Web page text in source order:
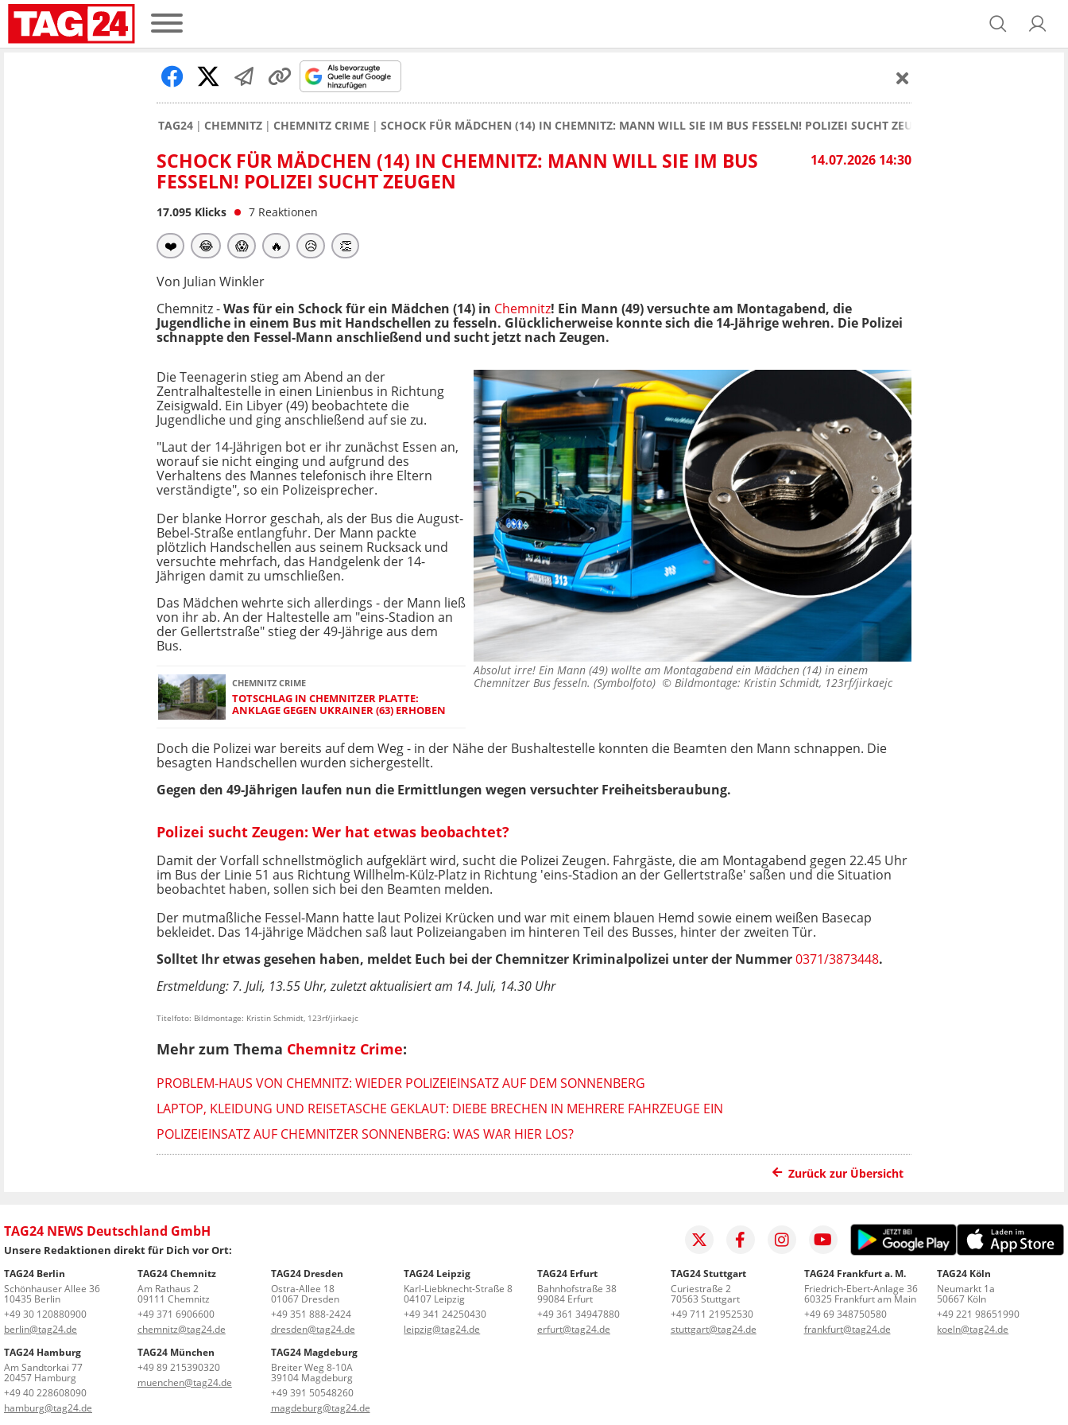
TAG24 CHEMNITZ CHEMNITZ CRIME SCHOCK FÜR MÄDCHEN (14) IN CHEMNITZ: MANN WILL SIE IM BUS FESSELN! POLIZEI SUCHT ZEUGEN
14.07.2026 14:30
SCHOCK FÜR MÄDCHEN (14) IN CHEMNITZ: MANN WILL SIE IM BUS
FESSELN! POLIZEI SUCHT ZEUGEN
17.095 Klicks 7 Reaktionen
❤️ 😂 😱 🔥 😥 👏
Von Julian Winkler
Chemnitz -Was für ein Schock für ein Mädchen (14) in Chemnitz! Ein Mann (49) versuchte am Montagabend, die
Jugendliche in einem Bus mit Handschellen zu fesseln. Glücklicherweise konnte sich die 14-Jährige wehren. Die Polizei
schnappte den Fessel-Mann anschließend und sucht jetzt nach Zeugen.
Absolut irre! Ein Mann (49) wollte am Montagabend ein Mädchen (14) in einem
Chemnitzer Bus fesseln. (Symbolfoto) © Bildmontage: Kristin Schmidt, 123rf/jirkaejc
Die Teenagerin stieg am Abend an der
Zentralhaltestelle in einen Linienbus in Richtung
Zeisigwald. Ein Libyer (49) beobachtete die
Jugendliche und ging anschließend auf sie zu.
"Laut der 14-Jährigen bot er ihr zunächst Essen an,
worauf sie nicht einging und aufgrund des
Verhaltens des Mannes telefonisch ihre Eltern
verständigte", so ein Polizeisprecher.
Der blanke Horror geschah, als der Bus die August-
Bebel-Straße entlangfuhr. Der Mann packte
plötzlich Handschellen aus seinem Rucksack und
versuchte mehrfach, das Handgelenk der 14-
Jährigen damit zu umschließen.
Das Mädchen wehrte sich allerdings - der Mann ließ
von ihr ab. An der Haltestelle am "eins-Stadion an
der Gellertstraße" stieg der 49-Jährige aus dem
Bus.
CHEMNITZ CRIME
TOTSCHLAG IN CHEMNITZER PLATTE:
ANKLAGE GEGEN UKRAINER (63) ERHOBEN
Doch die Polizei war bereits auf dem Weg - in der Nähe der Bushaltestelle konnten die Beamten den Mann schnappen. Die
besagten Handschellen wurden sichergestellt.
Gegen den 49-Jährigen laufen nun die Ermittlungen wegen versuchter Freiheitsberaubung.
Polizei sucht Zeugen: Wer hat etwas beobachtet?
Damit der Vorfall schnellstmöglich aufgeklärt wird, sucht die Polizei Zeugen. Fahrgäste, die am Montagabend gegen 22.45 Uhr
im Bus der Linie 51 aus Richtung Willhelm-Külz-Platz in Richtung 'eins-Stadion an der Gellertstraße' saßen und die Situation
beobachtet haben, sollen sich bei den Beamten melden.
Der mutmaßliche Fessel-Mann hatte laut Polizei Krücken und war mit einem blauen Hemd sowie einem weißen Basecap
bekleidet. Das 14-jährige Mädchen saß laut Polizeiangaben im hinteren Teil des Busses, hinter der zweiten Tür.
Solltet Ihr etwas gesehen haben, meldet Euch bei der Chemnitzer Kriminalpolizei unter der Nummer0371/3873448.
Erstmeldung: 7. Juli, 13.55 Uhr, zuletzt aktualisiert am 14. Juli, 14.30 Uhr
Titelfoto: Bildmontage: Kristin Schmidt, 123rf/jirkaejc
Mehr zum Thema Chemnitz Crime:
PROBLEM-HAUS VON CHEMNITZ: WIEDER POLIZEIEINSATZ AUF DEM SONNENBERG
LAPTOP, KLEIDUNG UND REISETASCHE GEKLAUT: DIEBE BRECHEN IN MEHRERE FAHRZEUGE EIN
POLIZEIEINSATZ AUF CHEMNITZER SONNENBERG: WAS WAR HIER LOS?
Zurück zur Übersicht
TAG24 NEWS Deutschland GmbH
Unsere Redaktionen direkt für Dich vor Ort:
TAG24 Berlin
Schönhauser Allee 36
10435 Berlin
+49 30 120880900
berlin@tag24.de
TAG24 Chemnitz
Am Rathaus 2
09111 Chemnitz
+49 371 6906600
chemnitz@tag24.de
TAG24 Dresden
Ostra-Allee 18
01067 Dresden
+49 351 888-2424
dresden@tag24.de
TAG24 Leipzig
Karl-Liebknecht-Straße 8
04107 Leipzig
+49 341 24250430
leipzig@tag24.de
TAG24 Erfurt
Bahnhofstraße 38
99084 Erfurt
+49 361 34947880
erfurt@tag24.de
TAG24 Stuttgart
Curiestraße 2
70563 Stuttgart
+49 711 21952530
stuttgart@tag24.de
TAG24 Frankfurt a. M.
Friedrich-Ebert-Anlage 36
60325 Frankfurt am Main
+49 69 348750580
frankfurt@tag24.de
TAG24 Köln
Neumarkt 1a
50667 Köln
+49 221 98651990
koeln@tag24.de
TAG24 Hamburg
Am Sandtorkai 77
20457 Hamburg
+49 40 228608090
hamburg@tag24.de
TAG24 München
+49 89 215390320
muenchen@tag24.de
TAG24 Magdeburg
Breiter Weg 8-10A
39104 Magdeburg
+49 391 50548260
magdeburg@tag24.de